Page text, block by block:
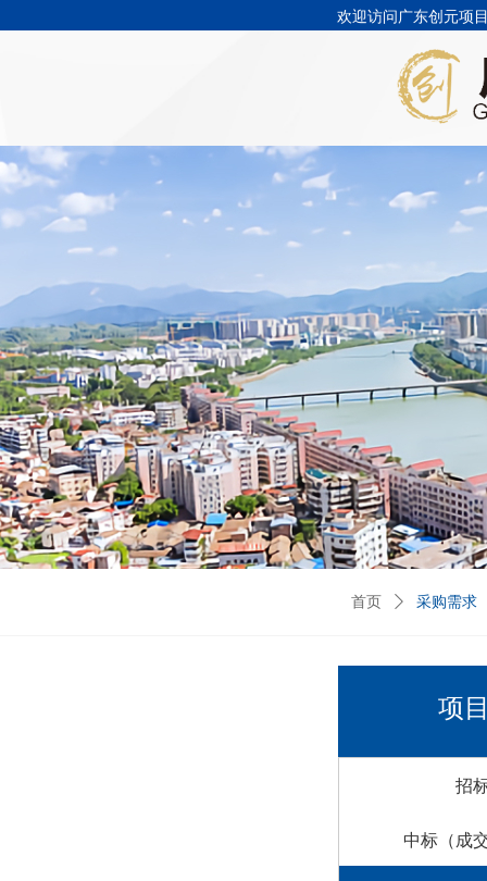
欢迎访问广东创元项
招
中标（成
项
首页 ꄲ 采购需求